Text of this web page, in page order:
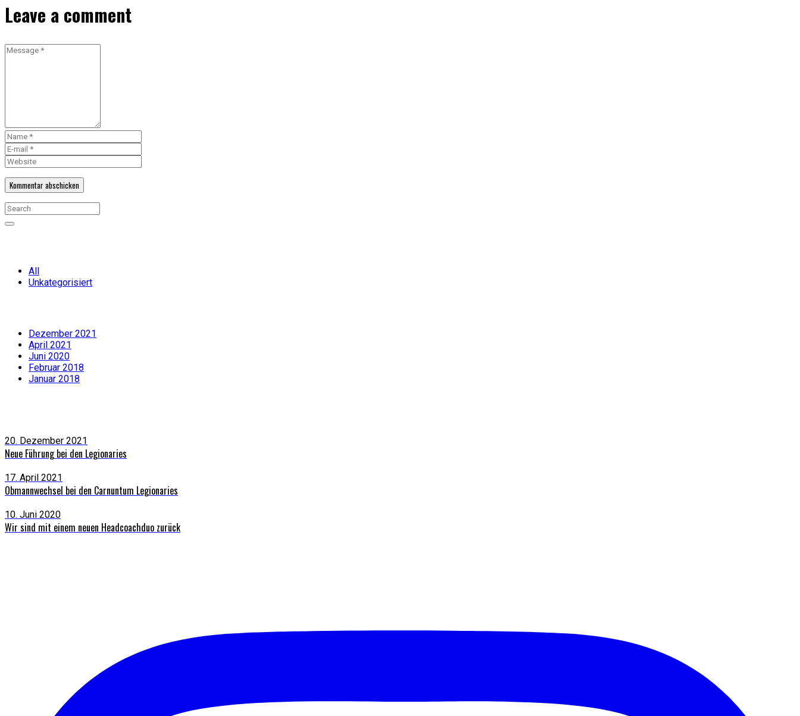
Leave a comment
All
Unkategorisiert
Dezember 2021
April 2021
Juni 2020
Februar 2018
Januar 2018
20. Dezember 2021
Neue Führung bei den Legionaries
17. April 2021
Obmannwechsel bei den Carnuntum Legionaries
10. Juni 2020
Wir sind mit einem neuen Headcoachduo zurück